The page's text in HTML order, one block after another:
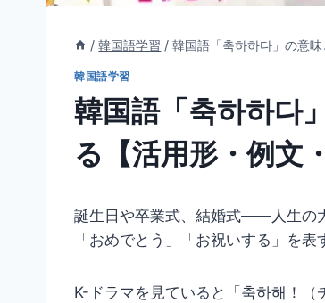
/ 韓国語学習 / 韓国語「축하하다」の意
韓国語学習
韓国語「축하하다
る【活用形・例文
誕生日や卒業式、結婚式――人生の
「おめでとう」「お祝いする」を
K-ドラマを見ていると「축하해！